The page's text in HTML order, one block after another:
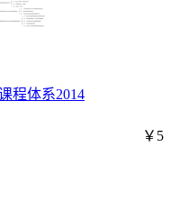
程体系2014
￥5